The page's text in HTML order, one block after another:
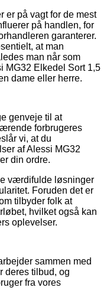
er på vagt for de mest
på handlen, for
garanterer.
at man
man når som
MG32 Elkedel Sort 1,5
dame eller herre.
genveje til at
forbrugeres
vi, at du
af Alessi MG32
din ordre.
værdifulde løsninger
Foruden det er
tilbyder folk at
hvilket også kan
oplevelser.
sammen med
deres tilbud, og
fra vores